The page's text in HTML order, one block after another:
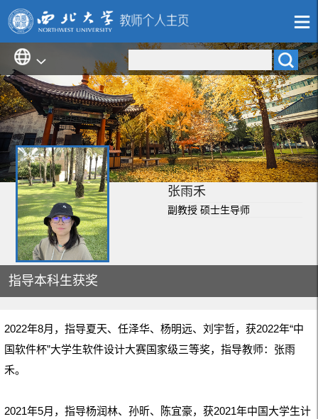
张雨禾
副教授 硕士生导师
指导本科生获奖
2022年8月，指导夏天、任泽华、杨明远、刘宇哲，获2022年“中
国软件杯”大学生软件设计大赛国家级三等奖，指导教师：张雨
禾。
2021年5月，指导杨润林、孙昕、陈宜豪，获2021年中国大学生计